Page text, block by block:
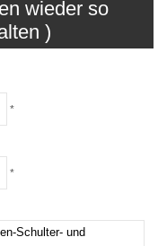
wieder so
)
*
*